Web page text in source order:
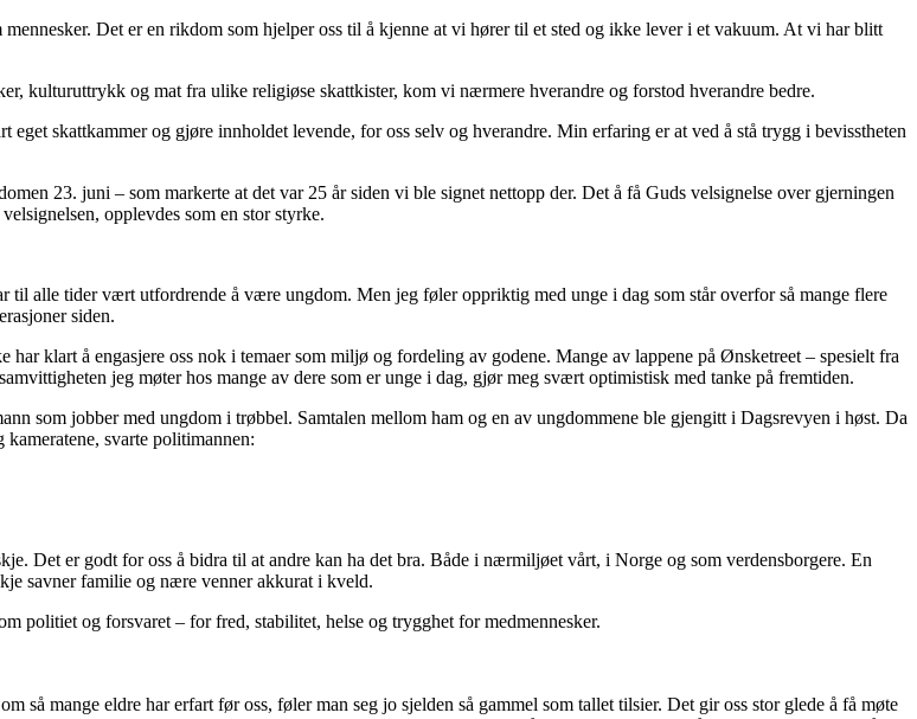
Det er en rikdom som hjelper oss til å kjenne at vi hører til et sted og ikke lever i et vakuum. At vi har blitt
kulturuttrykk og mat fra ulike religiøse skattkister, kom vi nærmere hverandre og forstod hverandre bedre.
skattkammer og gjøre innholdet levende, for oss selv og hverandre. Min erfaring er at ved å stå trygg i bevisstheten
23. juni – som markerte at det var 25 år siden vi ble signet nettopp der. Det å få Guds velsignelse over gjerningen
opplevdes som en stor styrke.
alle tider vært utfordrende å være ungdom. Men jeg føler oppriktig med unge i dag som står overfor så mange flere
siden.
klart å engasjere oss nok i temaer som miljø og fordeling av godene. Mange av lappene på Ønsketreet – spesielt fra
jeg møter hos mange av dere som er unge i dag, gjør meg svært optimistisk med tanke på fremtiden.
som jobber med ungdom i trøbbel. Samtalen mellom ham og en av ungdommene ble gjengitt i Dagsrevyen i høst. Da
svarte politimannen:
Det er godt for oss å bidra til at andre kan ha det bra. Både i nærmiljøet vårt, i Norge og som verdensborgere. En
savner familie og nære venner akkurat i kveld.
politiet og forsvaret – for fred, stabilitet, helse og trygghet for medmennesker.
mange eldre har erfart før oss, føler man seg jo sjelden så gammel som tallet tilsier. Det gir oss stor glede å få møte